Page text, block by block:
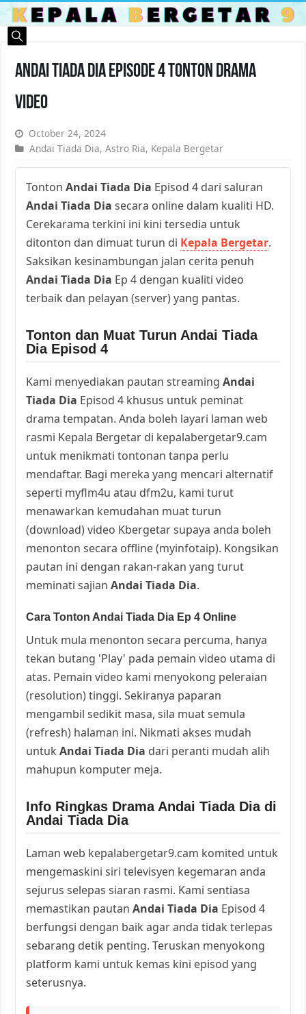
Andai Tiada Dia Episode 4 Tonton Drama
Video
October 24, 2024
Andai Tiada Dia,Astro Ria, Kepala Bergetar
TontonAndai Tiada Dia Episod 4 dari saluran
Andai Tiada Dia secara online dalam kualiti HD.
Cerekarama terkini ini kini tersedia untuk
ditonton dan dimuat turun di Kepala Bergetar.
Saksikan kesinambungan jalan cerita penuh
Andai Tiada Dia Ep 4 dengan kualiti video
terbaik dan pelayan (server) yang pantas.
Tonton dan Muat Turun Andai Tiada
Dia Episod 4
Kami menyediakan pautan streamingAndai
Tiada Dia Episod 4 khusus untuk peminat
drama tempatan. Anda boleh layari laman web
rasmi Kepala Bergetar di kepalabergetar9.cam
untuk menikmati tontonan tanpa perlu
mendaftar. Bagi mereka yang mencari alternatif
seperti myflm4u atau dfm2u, kami turut
menawarkan kemudahan muat turun
(download) video Kbergetar supaya anda boleh
menonton secara offline (myinfotaip). Kongsikan
pautan ini dengan rakan-rakan yang turut
meminati sajianAndai Tiada Dia.
Cara Tonton Andai Tiada Dia Ep 4 Online
Untuk mula menonton secara percuma, hanya
tekan butang 'Play' pada pemain video utama di
atas. Pemain video kami menyokong peleraian
(resolution) tinggi. Sekiranya paparan
mengambil sedikit masa, sila muat semula
(refresh) halaman ini. Nikmati akses mudah
untukAndai Tiada Dia dari peranti mudah alih
mahupun komputer meja.
Info Ringkas Drama Andai Tiada Dia di
Andai Tiada Dia
Laman web kepalabergetar9.cam komited untuk
mengemaskini siri televisyen kegemaran anda
sejurus selepas siaran rasmi. Kami sentiasa
memastikan pautanAndai Tiada Dia Episod 4
berfungsi dengan baik agar anda tidak terlepas
sebarang detik penting. Teruskan menyokong
platform kami untuk kemas kini episod yang
seterusnya.